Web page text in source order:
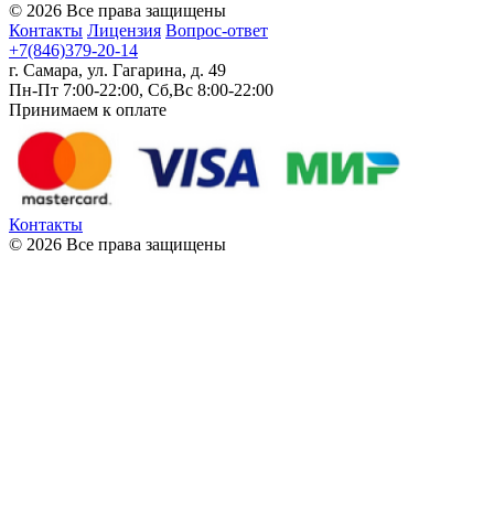
© 2026 Все права защищены
Контакты Лицензия Вопрос-ответ
+7(846)379-20-14
г. Самара, ул. Гагарина, д. 49
Пн-Пт 7:00-22:00, Сб,Вс 8:00-22:00
Принимаем к оплате
Контакты
© 2026 Все права защищены